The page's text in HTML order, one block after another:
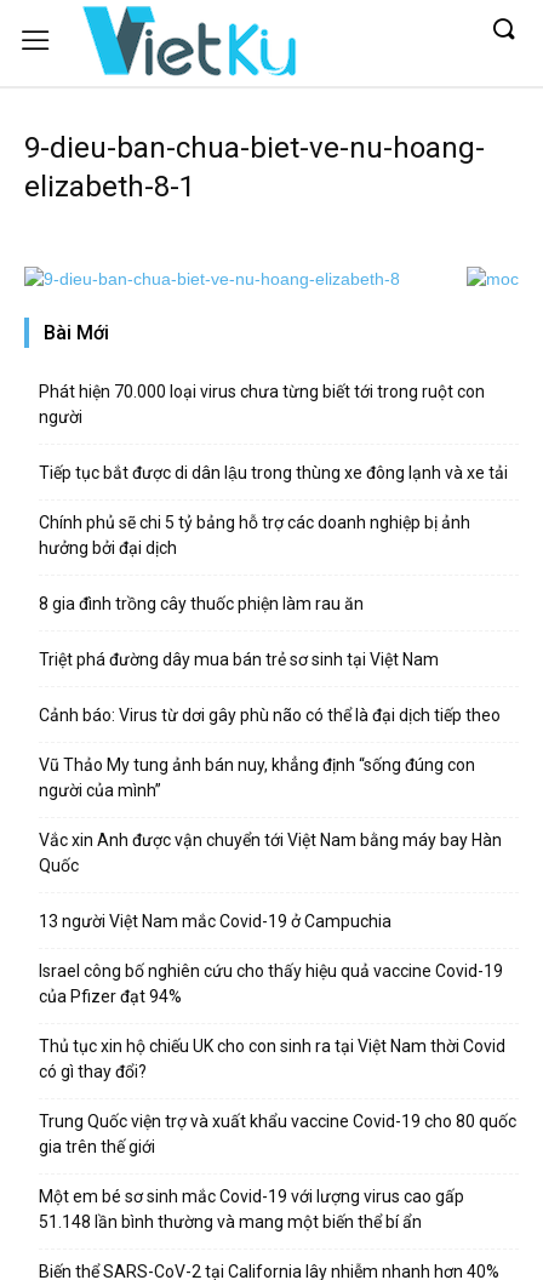
9-dieu-ban-chua-biet-ve-nu-hoang-
elizabeth-8-1
Bài Mới
Phát hiện 70.000 loại virus chưa từng biết tới trong ruột con
người
Tiếp tục bắt được di dân lậu trong thùng xe đông lạnh và xe tải
Chính phủ sẽ chi 5 tỷ bảng hỗ trợ các doanh nghiệp bị ảnh
hưởng bởi đại dịch
8 gia đình trồng cây thuốc phiện làm rau ăn
Triệt phá đường dây mua bán trẻ sơ sinh tại Việt Nam
Cảnh báo: Virus từ dơi gây phù não có thể là đại dịch tiếp theo
Vũ Thảo My tung ảnh bán nuy, khẳng định “sống đúng con
người của mình”
Vắc xin Anh được vận chuyển tới Việt Nam bằng máy bay Hàn
Quốc
13 người Việt Nam mắc Covid-19 ở Campuchia
Israel công bố nghiên cứu cho thấy hiệu quả vaccine Covid-19
của Pfizer đạt 94%
Thủ tục xin hộ chiếu UK cho con sinh ra tại Việt Nam thời Covid
có gì thay đổi?
Trung Quốc viện trợ và xuất khẩu vaccine Covid-19 cho 80 quốc
gia trên thế giới
Một em bé sơ sinh mắc Covid-19 với lượng virus cao gấp
51.148 lần bình thường và mang một biến thể bí ẩn
Biến thể SARS-CoV-2 tại California lây nhiễm nhanh hơn 40%